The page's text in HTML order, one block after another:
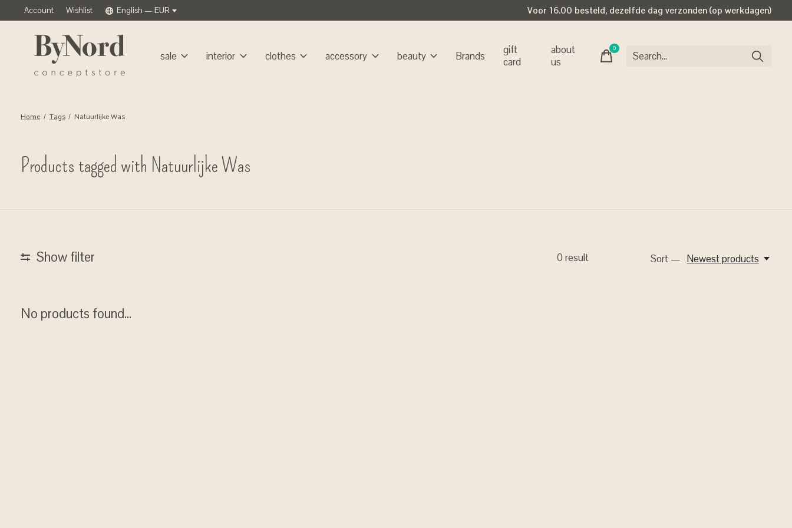
Account Wishlist English — EUR Voor 16.00 besteld, dezelfde dag verzonden (op werkdagen)
sale interior clothes accessory beauty Brands
gift
card
about
us
0items
Home / Tags / Natuurlijke Was
Products tagged with Natuurlijke Was
Show filter 0 result Sort — Newest products
No products found...